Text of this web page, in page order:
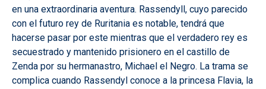
en una extraordinaria aventura. Rassendyll, cuyo parecido
con el futuro rey de Ruritania es notable, tendrá que
hacerse pasar por este mientras que el verdadero rey es
secuestrado y mantenido prisionero en el castillo de
Zenda por su hermanastro, Michael el Negro. La trama se
complica cuando Rassendyl conoce a la princesa Flavia, la